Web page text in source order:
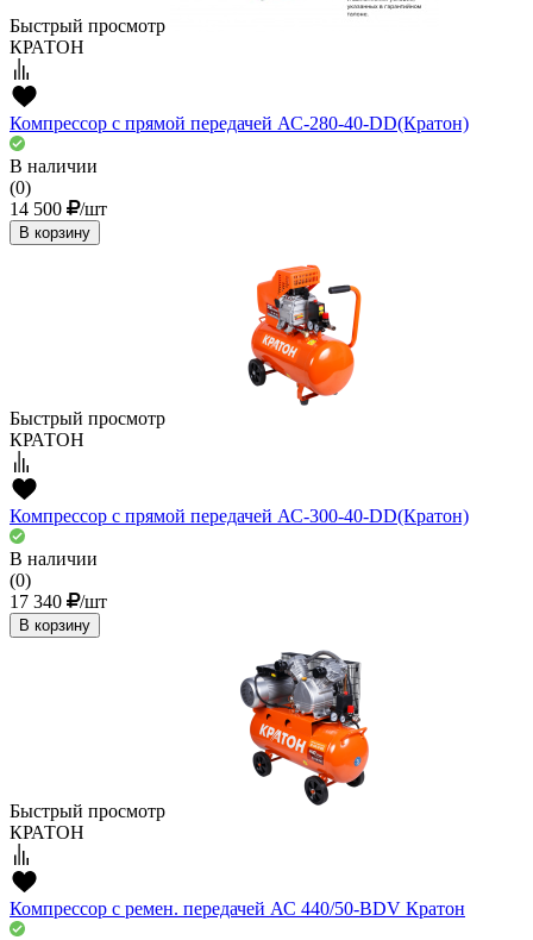
Быстрый просмотр
КРАТОН
Компрессор с прямой передачей АС-280-40-DD(Кратон)
В наличии
(0)
14 500
/шт
В корзину
Быстрый просмотр
КРАТОН
Компрессор с прямой передачей АС-300-40-DD(Кратон)
В наличии
(0)
17 340
/шт
В корзину
Быстрый просмотр
КРАТОН
Компрессор с ремен. передачей АС 440/50-BDV Кратон